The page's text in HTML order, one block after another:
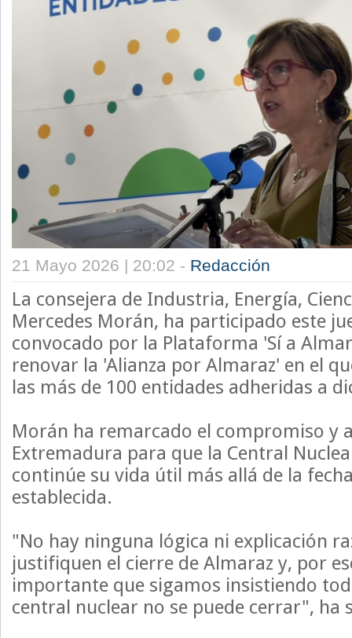
21 Mayo 2026 | 20:02 - Redacción
La consejera de Industria, Energía,
Mercedes Morán, ha participado este
convocado por la Plataforma 'Sí a
renovar la 'Alianza por Almaraz' en el
las más de 100 entidades adheridas a
Morán ha remarcado el compromiso y
Extremadura para que la Central
continúe su vida útil más allá de la
establecida.
"No hay ninguna lógica ni explicación
justifiquen el cierre de Almaraz y, por
importante que sigamos insistiendo
central nuclear no se puede cerrar", ha